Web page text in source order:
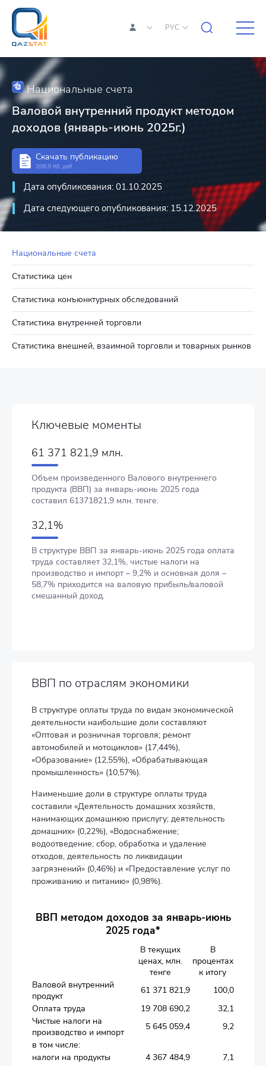
РУС
Национальные счета
Статистика цен
Статистика конъюнктурных обследований
Статистика внутренней торговли
Статистика внешней, взаимной торговли и товарных рынков
Национальные счета
Валовой внутренний продукт методом
доходов (январь-июнь 2025г.)
Скачать публикацию
206.9 Кб, pdf
Дата опубликования: 01.10.2025
Дата следующего опубликования: 15.12.2025
Ключевые моменты
61 371 821,9 млн.
Объем произведенного Валового внутреннего
продукта (ВВП) за январь-июнь 2025 года
составил 61371821,9 млн. тенге.
32,1%
В структуре ВВП за январь-июнь 2025 года оплата
труда составляет 32,1%, чистые налоги на
производство и импорт – 9,2% и основная доля –
58,7% приходится на валовую прибыль/валовой
смешанный доход.
ВВП по отраслям экономики
В структуре оплаты труда по видам экономической
деятельности наибольшие доли составляют
«Оптовая и розничная торговля; ремонт
автомобилей и мотоциклов» (17,44%),
«Образование» (12,55%), «Обрабатывающая
промышленность» (10,57%).
Наименьшие доли в структуре оплаты труда
составили «Деятельность домашних хозяйств,
нанимающих домашнюю прислугу; деятельность
домашних» (0,22%), «Водоснабжение;
водоотведение; сбор, обработка и удаление
отходов, деятельность по ликвидации
загрязнений» (0,46%) и «Предоставление услуг по
проживанию и питанию» (0,98%).
ВВП методом доходов за январь-июнь
2025 года*
В текущих
ценах, млн.
тенге
В
процентах
к итогу
Валовой внутренний
продукт
61 371 821,9
100,0
Оплата труда
19 708 690,2
32,1
Чистые налоги на
производство и импорт
5 645 059,4
9,2
в том числе:
налоги на продукты
4 367 484,9
7,1